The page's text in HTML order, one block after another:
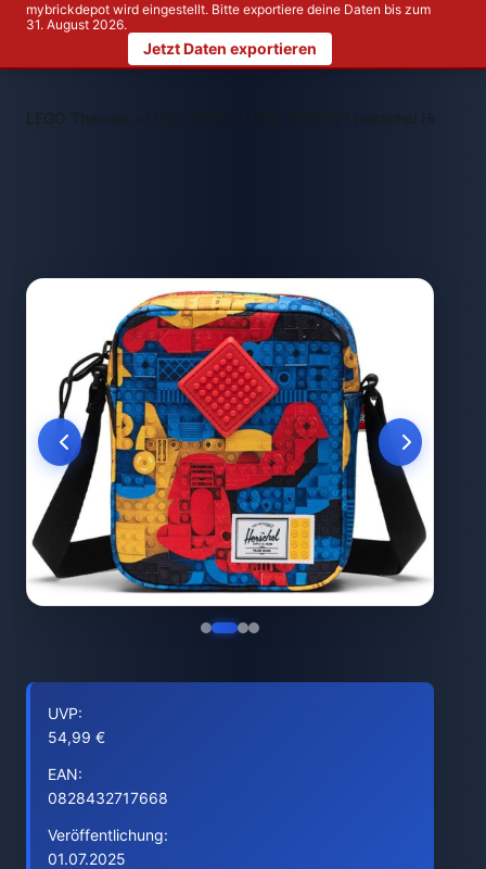
mybrickdepot wird eingestellt. Bitte exportiere deine Daten bis zum
31. August 2026.
Jetzt Daten exportieren
LEGO Themen > LEGO 5009271 Herschel
UVP:
54,99 €
EAN:
0828432717668
Veröffentlichung:
01.07.2025